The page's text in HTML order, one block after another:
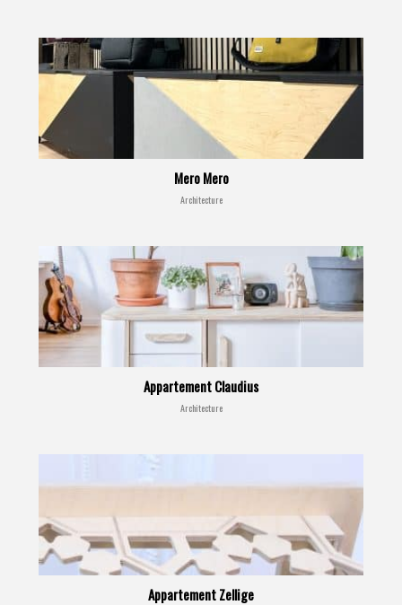
Mero Mero
Architecture
Appartement Claudius
Architecture
Appartement Zellige